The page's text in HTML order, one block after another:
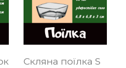
Скляна поїлка S